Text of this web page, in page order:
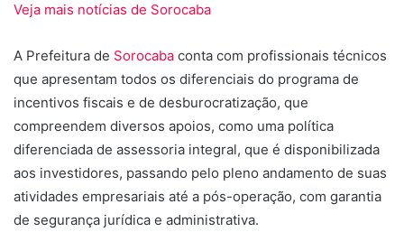
Veja mais notícias de Sorocaba
A Prefeitura de Sorocaba conta com profissionais técnicos
que apresentam todos os diferenciais do programa de
incentivos fiscais e de desburocratização, que
compreendem diversos apoios, como uma política
diferenciada de assessoria integral, que é disponibilizada
aos investidores, passando pelo pleno andamento de suas
atividades empresariais até a pós-operação, com garantia
de segurança jurídica e administrativa.